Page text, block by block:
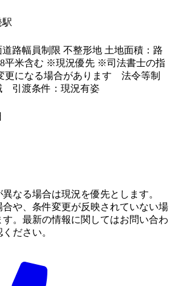
駅
路幅員制限 不整形地 土地面積：路
平米含む ※現況優先 ※司法書士の指
更になる場合があります 法令等制
引渡条件：現況有姿
なる場合は現況を優先とします。
や、条件変更が反映されていない場
。最新の情報に関してはお問い合わ
ださい。